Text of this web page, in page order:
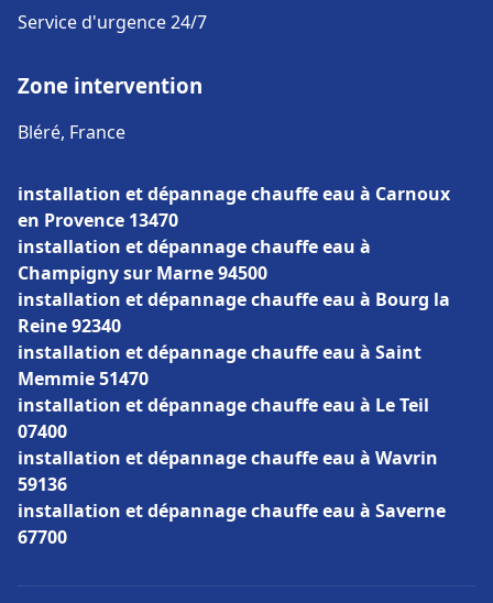
Service d'urgence 24/7
Zone intervention
Bléré, France
installation et dépannage chauffe eau à Carnoux
en Provence 13470
installation et dépannage chauffe eau à
Champigny sur Marne 94500
installation et dépannage chauffe eau à Bourg la
Reine 92340
installation et dépannage chauffe eau à Saint
Memmie 51470
installation et dépannage chauffe eau à Le Teil
07400
installation et dépannage chauffe eau à Wavrin
59136
installation et dépannage chauffe eau à Saverne
67700